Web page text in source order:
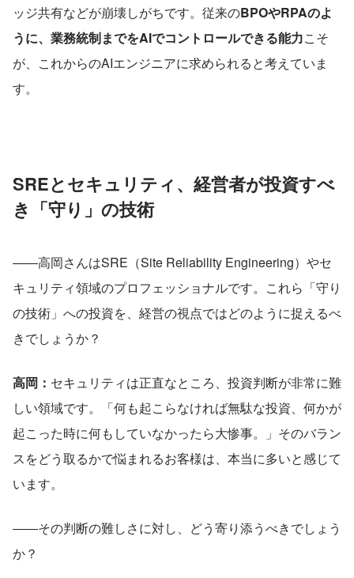
ッジ共有などが崩壊しがちです。従来のBPOやRPAのよ
うに、業務統制までをAIでコントロールできる能力こそ
が、これからのAIエンジニアに求められると考えていま
す。
SREとセキュリティ、経営者が投資すべ
き「守り」の技術
――高岡さんはSRE（Site Reliability Engineering）やセ
キュリティ領域のプロフェッショナルです。これら「守り
の技術」への投資を、経営の視点ではどのように捉えるべ
きでしょうか？
高岡： セキュリティは正直なところ、投資判断が非常に難
しい領域です。「何も起こらなければ無駄な投資、何かが
起こった時に何もしていなかったら大惨事。」そのバラン
スをどう取るかで悩まれるお客様は、本当に多いと感じて
います。
――その判断の難しさに対し、どう寄り添うべきでしょう
か？